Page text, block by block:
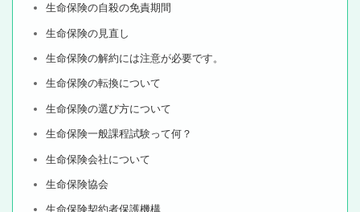
生命保険の自殺の免責期間
生命保険の見直し
生命保険の解約には注意が必要です。
生命保険の転換について
生命保険の選び方について
生命保険一般課程試験って何？
生命保険会社について
生命保険協会
生命保険契約者保護機構